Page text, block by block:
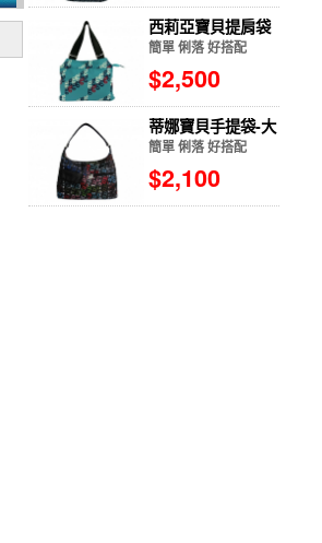
西莉亞寶貝提肩袋
簡單 俐落 好搭配
$2,500
蒂娜寶貝手提袋-大
簡單 俐落 好搭配
$2,100